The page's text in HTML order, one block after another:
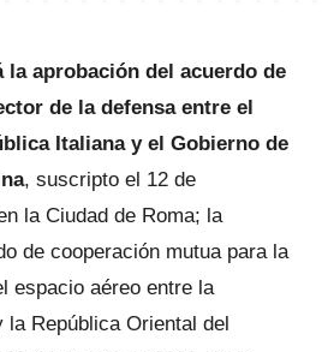
la aprobación del acuerdo de
de la defensa entre el
Italiana y el Gobierno de
, suscripto el 12 de
la Ciudad de Roma; la
de cooperación mutua para la
espacio aéreo entre la
la República Oriental del